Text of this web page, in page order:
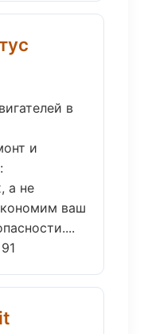
в
и
а не
ваш